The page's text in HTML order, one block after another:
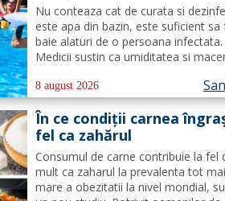
Nu conteaza cat de curata si
este apa din bazin, este suficient sa
baie alaturi de o persoana infectata.
Medicii sustin ca umiditatea si
infectiilor micotice, care prin apa se
transmit mult mai usor. Cel mai
de...
8 august 2026
În ce condiții carnea
fel ca zahărul
Consumul de carne contribuie la fel
mult ca zaharul la prevalenta tot mai
mare a obezitatii la nivel mondial,